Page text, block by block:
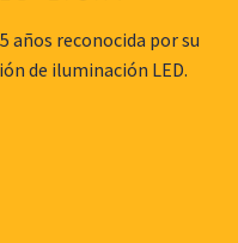
años reconocida por su
de iluminación LED.